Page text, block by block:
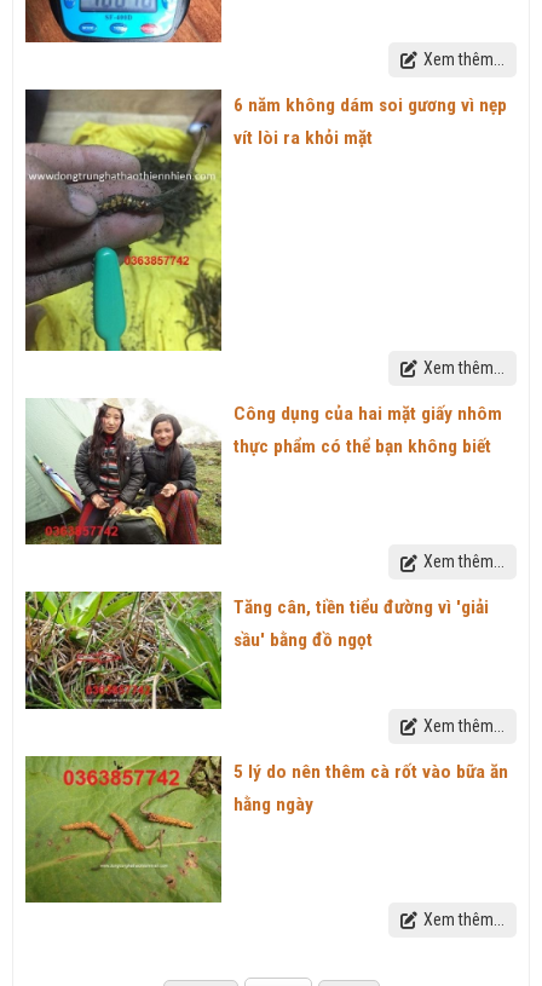
Xem thêm...
6 năm không dám soi gương vì nẹp
vít lòi ra khỏi mặt
Xem thêm...
Công dụng của hai mặt giấy nhôm
thực phẩm có thể bạn không biết
Xem thêm...
Tăng cân, tiền tiểu đường vì 'giải
sầu' bằng đồ ngọt
Xem thêm...
5 lý do nên thêm cà rốt vào bữa ăn
hằng ngày
Xem thêm...